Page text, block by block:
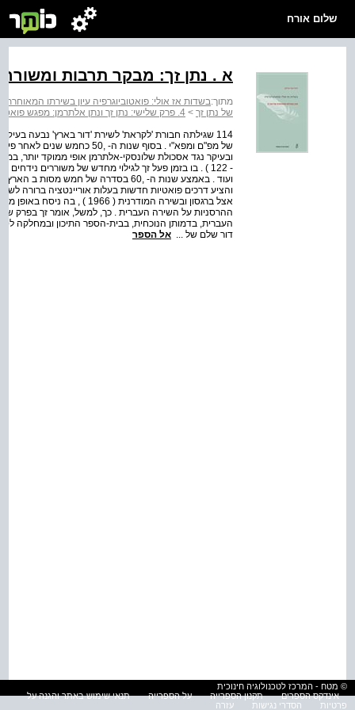
שלום אורח
א . נתן זך: מבקר תרבות ומשורר
מתוך:בשדות אז אולי: פואטוביוגרפיה עיון בשירתו המאוחרת
של נתן זך > 4. פרק שלישי: נתן זך ונתן אלתרמן: מפגש פואטוביוגרפי בחולות
114 שגילתה חבורת 'לקראת' לשירת 'דור בארץ' נבעה
של מפ"ם ומפא"י . בסוף שנות ה-
- 122 ) . בו בזמן פעל זך לגילוי מחדש של משוררים
והציע דרכים פואטיות חדשות בעלות אוריינטציה ברורה
אצל ברגסון ובשירה המודרנית
ההרסניות על השירה העברית . כך, למשל, אומר זך בפרק
העברית, בדמותן הנוכחית, בבית-הספר התיכון ובמחלקה
דור שלם של ... אל הספר
© מטח - המרכז לטכנולוגיה חינוכית
אינדקס הספרים
תקנון הספרייה על הספרייה
תנאי שימוש באתר והגנה על
פרטיות
הסדרי נגישות עזרה